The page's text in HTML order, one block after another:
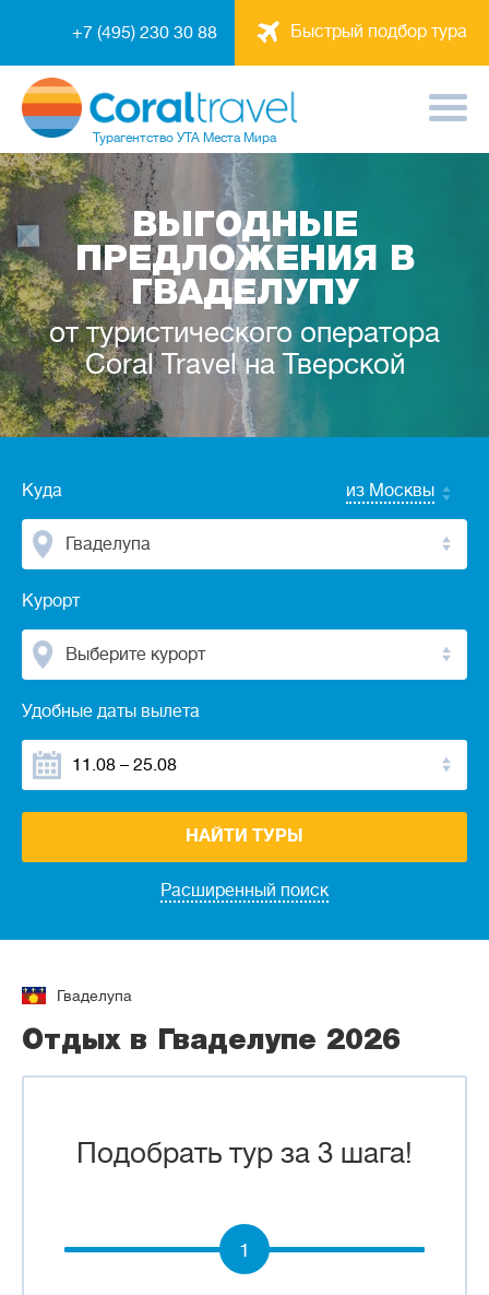
Быстрый подбор тура
+7 (495) 230 30 88
Турагентство УТА Места Мира
ВЫГОДНЫЕ
ПРЕДЛОЖЕНИЯ В
ГВАДЕЛУПУ
от туристического оператора
Coral Travel на Тверской
Куда из Москвы
Гваделупа
Курорт
Выберите курорт
Удобные даты вылета
Расширенный поиск
НАЙТИ ТУРЫ
Гваделупа
Отдых в Гваделупе 2026
Подобрать тур за 3 шага!
1